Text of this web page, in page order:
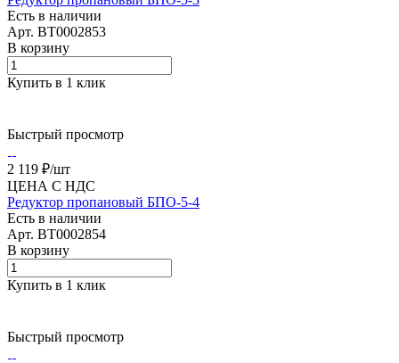
Есть в наличии
Арт. BT0002853
В корзину
Купить в 1 клик
Быстрый просмотр
2 119 ₽/шт
ЦЕНА С НДС
Редуктор пропановый БПО-5-4
Есть в наличии
Арт. BT0002854
В корзину
Купить в 1 клик
Быстрый просмотр